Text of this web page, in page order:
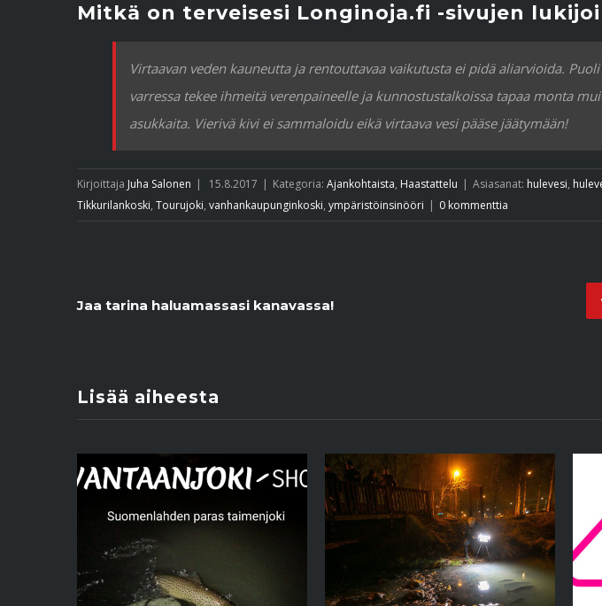
Mitkä on terveisesi Longinoja.fi -sivujen
Virtaavan veden kauneutta ja rentouttavaa vaikutusta ei pidä aliarvioida.
varressa tekee ihmeitä verenpaineelle ja kunnostustalkoissa tapaa monta
asukkaita. Vierivä kivi ei sammaloidu eikä virtaava vesi pääse jäätymään!
Kirjoittaja Juha Salonen | 15.8.2017 | Kategoria: Ajankohtaista, Haastattelu | Asiasanat: hulevesi,
Tikkurilankoski, Tourujoki, vanhankaupunginkoski, ympäristöinsinööri | 0 kommenttia
Jaa tarina haluamassasi kanavassa!
Lisää aiheesta